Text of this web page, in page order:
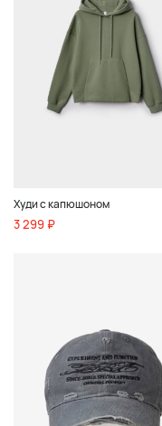
Худи с капюшоном
3 299 ₽